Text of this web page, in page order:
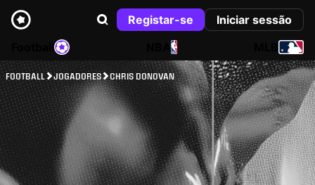
Registar-se
Iniciar sessão
NBA
FOOTBALL JOGADORES CHRIS DONOVAN